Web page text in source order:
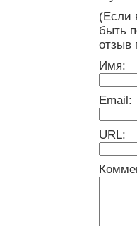
(Если
быть
отзыв
Имя:
Email:
URL: